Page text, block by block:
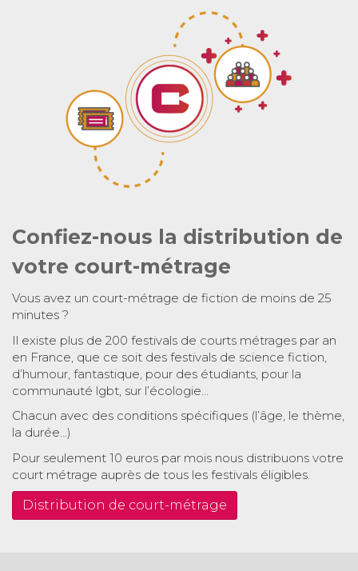
Confiez-nous la distribution de
votre court-métrage
Vous avez un court-métrage de fiction de moins de 25
minutes ?
Il existe plus de 200 festivals de courts métrages par an
en France, que ce soit des festivals de science fiction,
d’humour, fantastique, pour des étudiants, pour la
communauté lgbt, sur l’écologie…
Chacun avec des conditions spécifiques (l’âge, le thème,
la durée…)
Pour seulement 10 euros par mois nous distribuons votre
court métrage auprès de tous les festivals éligibles.
Distribution de court-métrage